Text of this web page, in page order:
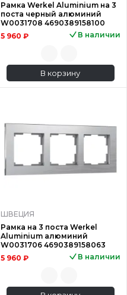
Рамка Werkel Aluminium на 3
поста черный алюминий
W0031708 4690389158100
5 960 ₽
В наличии
В корзину
ШВЕЦИЯ
Рамка на 3 поста Werkel
Aluminium алюминий
W0031706 4690389158063
5 960 ₽
В наличии